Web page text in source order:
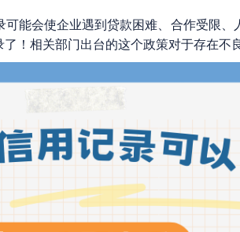
能会使企业遇到贷款困难、合作受限
！相关部门出台的这个政策对于存在不